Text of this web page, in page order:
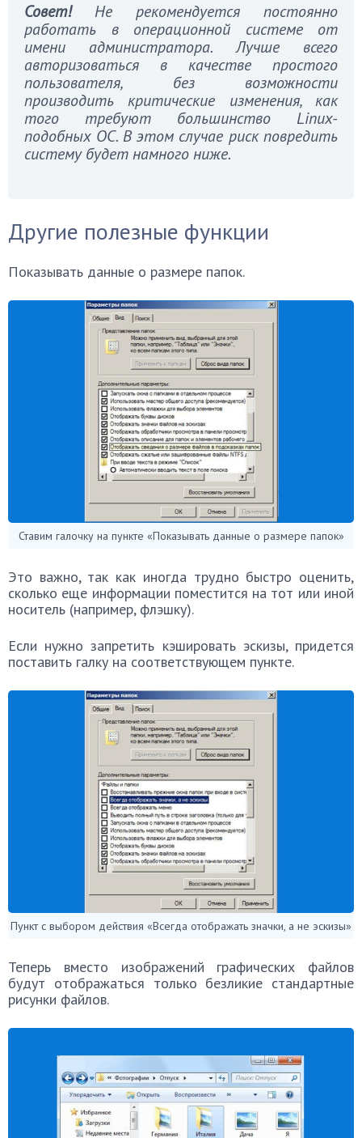
Совет!Не рекомендуется постоянно
работать в операционной системе от
имени администратора. Лучше всего
авторизоваться в качестве простого
пользователя, без возможности
производить критические изменения, как
того требуют большинство Linux-
подобных ОС. В этом случае риск повредить
систему будет намного ниже.
Другие полезные функции
Показывать данные о размере папок.
Ставим галочку на пункте «Показывать данные о размере папок»
Это важно, так как иногда трудно быстро оценить,
сколько еще информации поместится на тот или иной
носитель (например, флэшку).
Если нужно запретить кэшировать эскизы, придется
поставить галку на соответствующем пункте.
Пункт с выбором действия «Всегда отображать значки, а не эскизы»
Теперь вместо изображений графических файлов
будут отображаться только безликие стандартные
рисунки файлов.